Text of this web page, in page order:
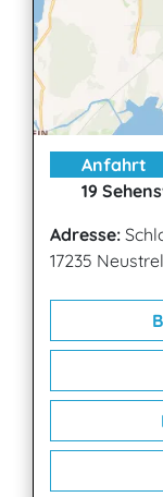
Anfahrt
19
Adresse:
17235